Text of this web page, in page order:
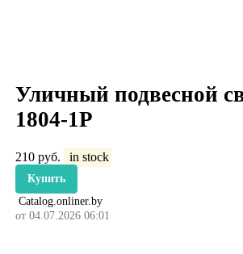
Уличный подвесной
1804-1P
210 руб. in stock
Купить
Catalog.onliner.by
от 04.07.2026 06:01